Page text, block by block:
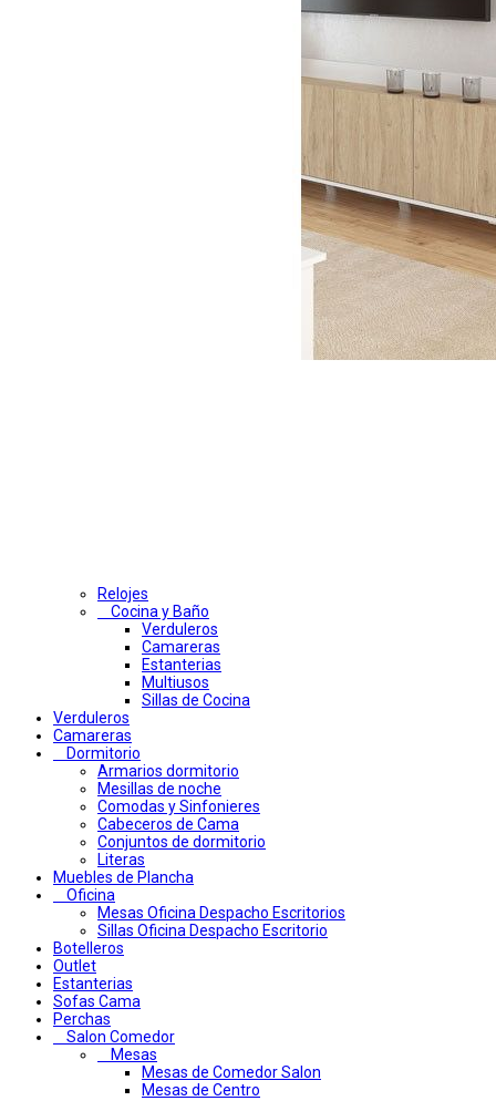
Relojes
Cocina y Baño
Verduleros
Camareras
Estanterias
Multiusos
Sillas de Cocina
Verduleros
Camareras
Dormitorio
Armarios dormitorio
Mesillas de noche
Comodas y Sinfonieres
Cabeceros de Cama
Conjuntos de dormitorio
Literas
Muebles de Plancha
Oficina
Mesas Oficina Despacho Escritorios
Sillas Oficina Despacho Escritorio
Botelleros
Outlet
Estanterias
Sofas Cama
Perchas
Salon Comedor
Mesas
Mesas de Comedor Salon
Mesas de Centro